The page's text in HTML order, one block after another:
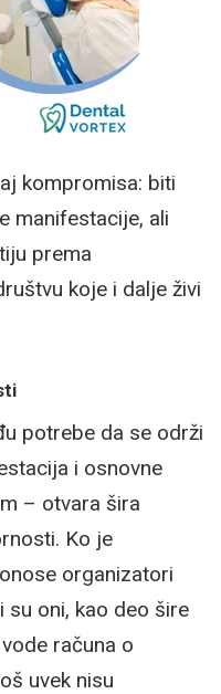
kompromisa: biti
manifestacije, ali
prema
koje i dalje živi
potrebe da se održi
i osnovne
– otvara šira
Ko je
organizatori
su oni, kao deo šire
računa o
uvek nisu